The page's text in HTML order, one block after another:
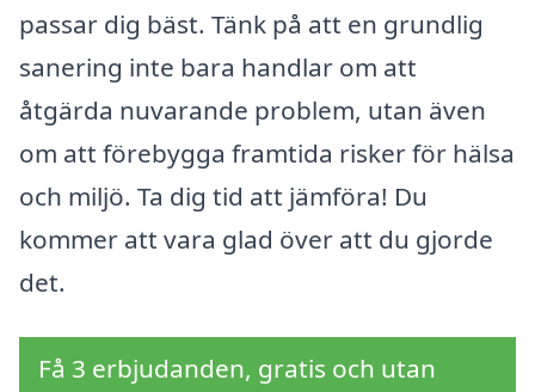
passar dig bäst. Tänk på att en grundlig
sanering inte bara handlar om att
åtgärda nuvarande problem, utan även
om att förebygga framtida risker för hälsa
och miljö. Ta dig tid att jämföra! Du
kommer att vara glad över att du gjorde
det.
Få 3 erbjudanden, gratis och utan